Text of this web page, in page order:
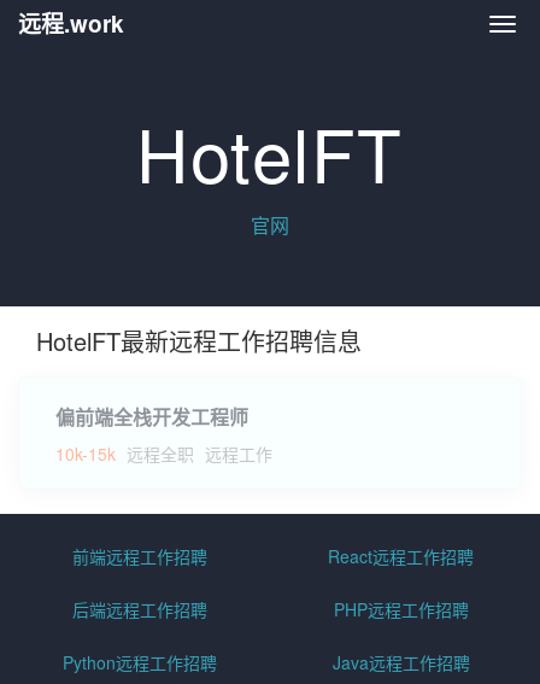
远
远程.work
HotelFT
官网
HotelFT最新远程工作招聘信息
偏前端全栈开发工程师
10k-15k 远程全职 远程工作
前端远程工作招聘 React远程工作招聘
后端远程工作招聘 PHP远程工作招聘
Python远程工作招聘 Java远程工作招聘